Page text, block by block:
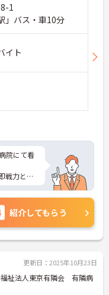
1
」バス・車10分
イト
院にて看
戦力とし
、さらに
くださ
紹介してもらう
更新日：2025年10月23日
福祉法人東京有隣会 有隣病